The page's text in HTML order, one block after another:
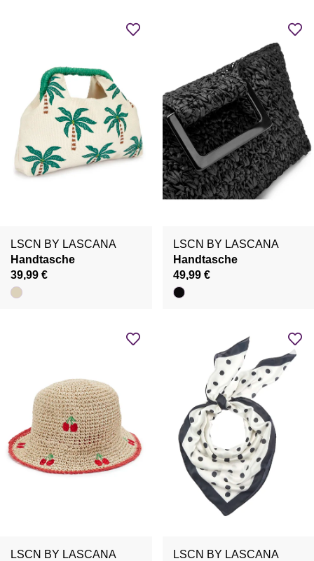
LSCN BY LASCANA
Handtasche
39,99 €
LSCN BY LASCANA
Handtasche
49,99 €
LSCN BY LASCANA
LSCN BY LASCANA